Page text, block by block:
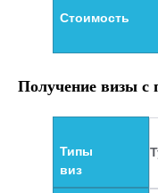
Стоимость
Получение визы с
Типы
виз